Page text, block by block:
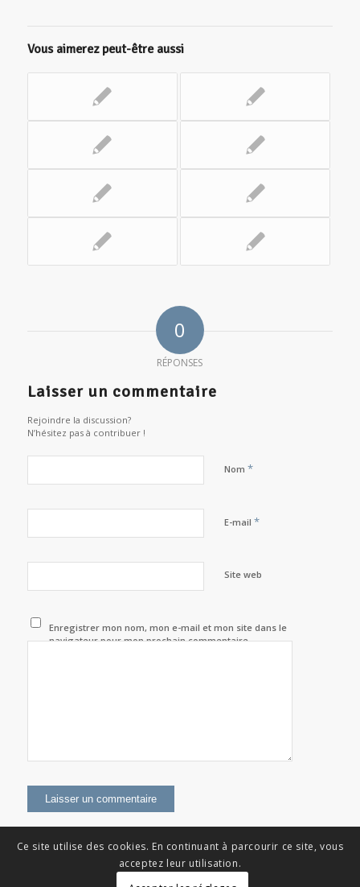
Vous aimerez peut-être aussi
0
RÉPONSES
Laisser un commentaire
Rejoindre la discussion?
N’hésitez pas à contribuer !
Nom *
E-mail *
Site web
Enregistrer mon nom, mon e-mail et mon site dans le
navigateur pour mon prochain commentaire.
Ce site utilise des cookies. En continuant à parcourir ce site, vous
acceptez leur utilisation.